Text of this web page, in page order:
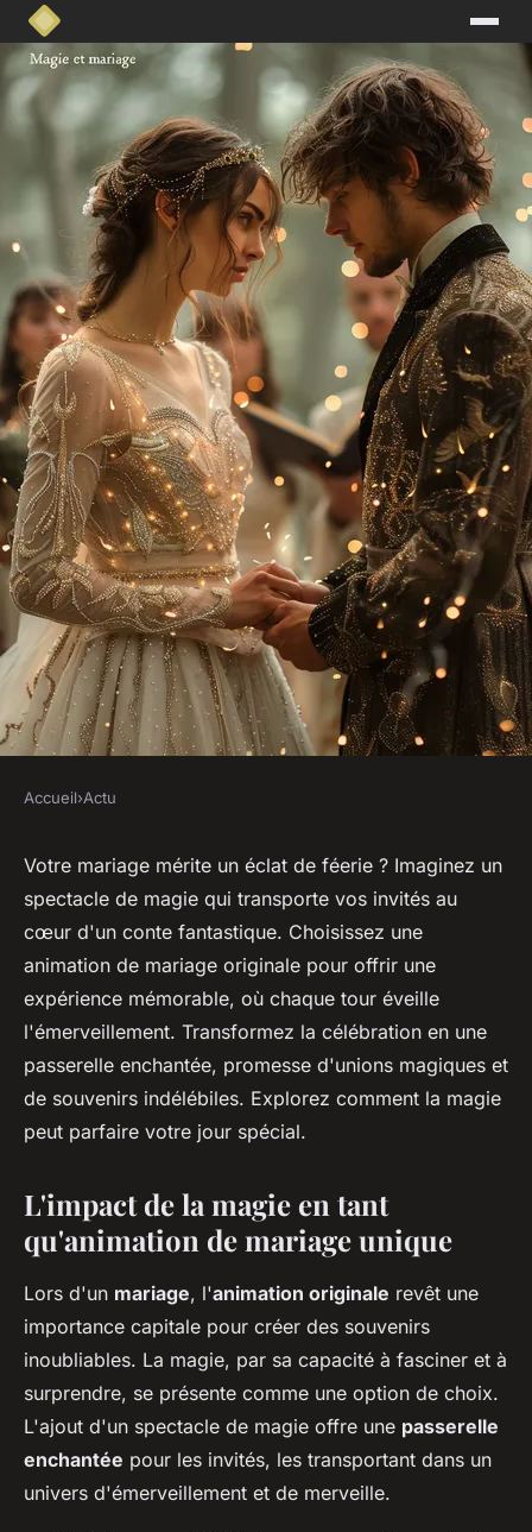
Magie et mariage : une
animation féerique
sébastien• 14 mai 2024• 3 min de lecture
Accueil›Actu
Votre mariage mérite un éclat de féerie ? Imaginez un
spectacle de magie qui transporte vos invités au
cœur d'un conte fantastique. Choisissez une
animation de mariage originale pour offrir une
expérience mémorable, où chaque tour éveille
l'émerveillement. Transformez la célébration en une
passerelle enchantée, promesse d'unions magiques et
de souvenirs indélébiles. Explorez comment la magie
peut parfaire votre jour spécial.
L'impact de la magie en tant
qu'animation de mariage unique
Lors d'un mariage, l'animation originale revêt une
importance capitale pour créer des souvenirs
inoubliables. La magie, par sa capacité à fasciner et à
surprendre, se présente comme une option de choix.
L'ajout d'un spectacle de magie offre une passerelle
enchantée pour les invités, les transportant dans un
univers d'émerveillement et de merveille.